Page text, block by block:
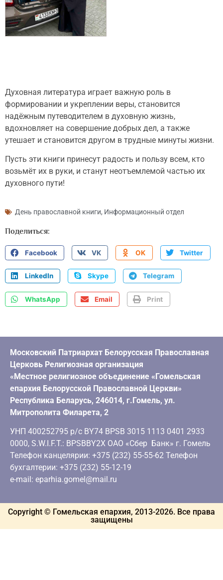
Духовная литература играет важную роль в
формировании и укреплении веры, становится
надёжным путеводителем в духовную жизнь,
вдохновляет на совершение добрых дел, а также
утешает и становится другом в трудные минуты жизни.
Пусть эти книги принесут радость и пользу всем, кто
возьмёт их в руки, и станут неотъемлемой частью их
духовного пути!
День православной книги, Информационный отдел
Поделиться:
Facebook VK OK Twitter
LinkedIn Skype Telegram
WhatsApp Email Print
Московский Патриархат Белорусская Православная
Церковь Религиозная организация
«Местное религиозное объединение «Гомельская
епархия Белорусской Православной Церкви»
Республика Беларусь, 246014, г.Гомель, ул.
Митрополита Филарета, 2
УНП 400252795 р/с BY74 BPSB 3015 1113 0401 2933
0000, S.W.I.F.T.: BPSBBY2X ОАО «Сбер Банк» г. Гомель
Телефон канцелярии: +375 (232) 55-55-62 Телефон
бухгалтерии: +375 (232) 55-12-19
e-mail: eparhia.gomel@mail.ru
Copyright © Гомельская епархия, 2013-2026. Все права
защищены